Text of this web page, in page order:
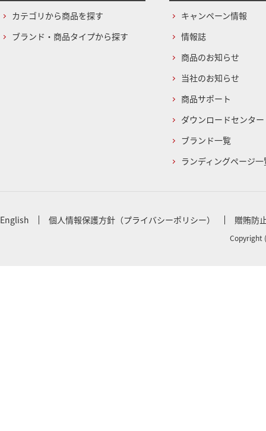
カテゴリから商品を探す
ブランド・商品タイプから探す
キャンペーン情報
情報誌
商品のお知らせ
当社のお知らせ
商品サポート
ダウンロードセンター
ブランド一覧
ランディングページ一
English 個人情報保護方針（プライバシーポリシー） 贈賄防
Copyright